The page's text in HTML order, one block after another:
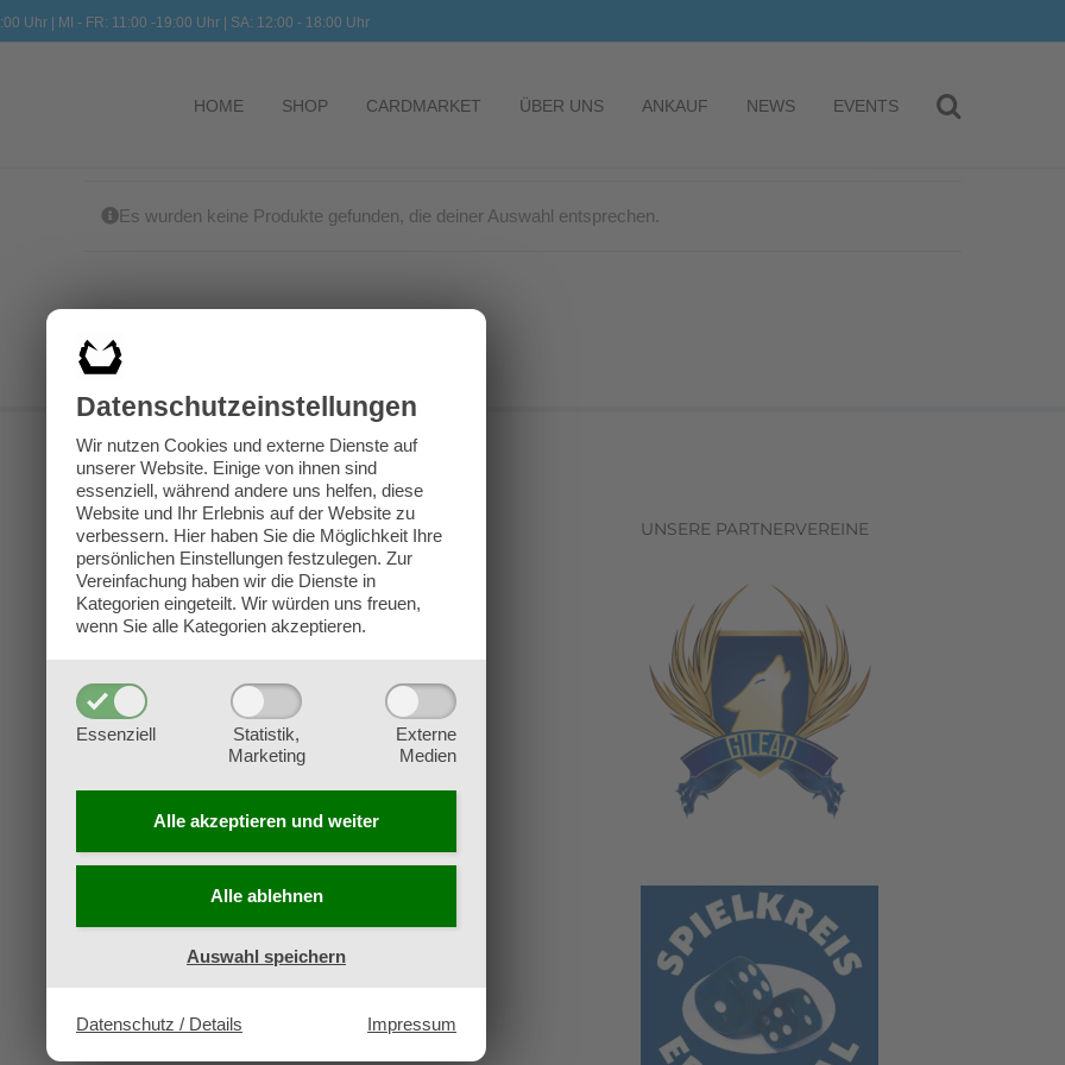
Datenschutz­einstellungen
Wir nutzen Cookies und externe Dienste auf
unserer Website. Einige von ihnen sind
essenziell, während andere uns helfen, diese
Website und Ihr Erlebnis auf der Website zu
verbessern. Hier haben Sie die Möglichkeit Ihre
persönlichen Einstellungen festzulegen. Zur
Vereinfachung haben wir die Dienste in
Kategorien eingeteilt. Wir würden uns freuen,
wenn Sie alle Kategorien akzeptieren.
Essenziell
Statistik,
Marketing
Externe
Medien
Alle akzeptieren und weiter
Alle ablehnen
Auswahl speichern
Datenschutz / Details Impressum
Uhr | MI - FR: 11:00 -19:00 Uhr | SA: 12:00 - 18:00 Uhr
HOME SHOP CARDMARKET ÜBER UNS ANKAUF NEWS EVENTS
Es wurden keine Produkte gefunden, die deiner Auswahl entsprechen.
Kontakt
Impressum
Datenschutz
Widerruf
UNSERE PARTNERVEREINE